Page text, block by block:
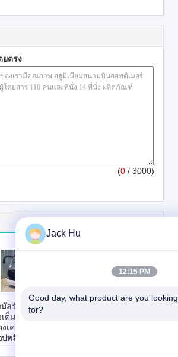
ยตรง
(0 / 3000)
บัสรับส่งสนามบิน
ต็มอะลูมิเนียม
เครื่องบิน
ปพลิเคชัน:
Jack Hu
12:15 PM
Good day, what product are you looking
for?